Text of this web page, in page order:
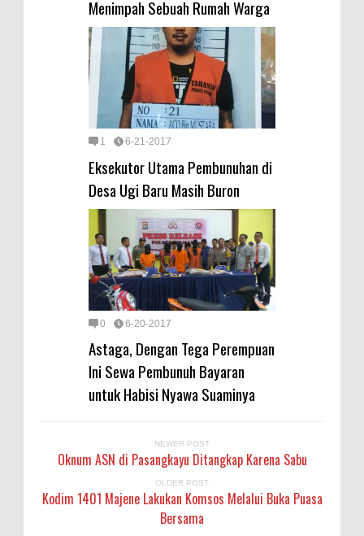
Menimpah Sebuah Rumah Warga
1 6-21-2017
Eksekutor Utama Pembunuhan di
Desa Ugi Baru Masih Buron
0 6-20-2017
Astaga, Dengan Tega Perempuan
Ini Sewa Pembunuh Bayaran
untuk Habisi Nyawa Suaminya
NEWER POST
Oknum ASN di Pasangkayu Ditangkap Karena Sabu
OLDER POST
Kodim 1401 Majene Lakukan Komsos Melalui Buka Puasa
Bersama